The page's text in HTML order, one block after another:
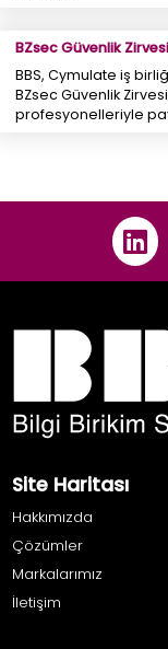
BZsec Güvenlik
BBS, Cymulate iş
BZsec Güvenlik
profesyonelleriyle
Site Haritası
Hakkımızda
Çözümler
Markalarımız
İletişim